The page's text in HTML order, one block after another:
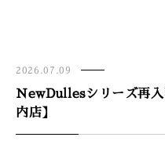
2026.07.09
NewDullesシリーズ再
内店】